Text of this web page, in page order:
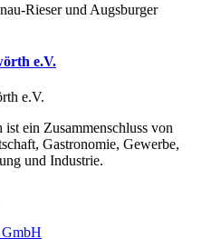
Rieser und Augsburger
e.V.
e.V.
ein Zusammenschluss von
Gastronomie, Gewerbe,
und Industrie.